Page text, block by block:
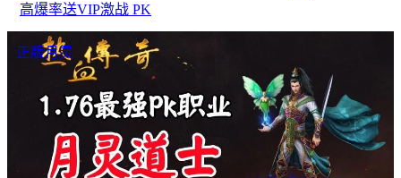
高爆率送VIP激战 PK
正版月灵